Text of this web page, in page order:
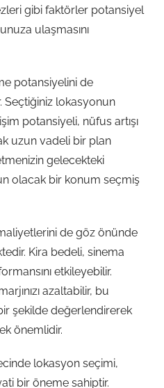
gibi faktörler potansiyel
ulaşmasını
potansiyelini de
Seçtiğiniz lokasyonun
potansiyeli, nüfus artışı
uzun vadeli bir plan
gelecekteki
olacak bir konum seçmiş
de göz önünde
Kira bedeli, sinema
etkileyebilir.
azaltabilir, bu
şekilde değerlendirerek
önemlidir.
lokasyon seçimi,
bir öneme sahiptir.